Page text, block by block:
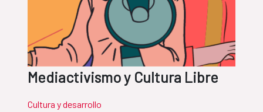
Mediactivismo y Cultura Libre
Cultura y desarrollo